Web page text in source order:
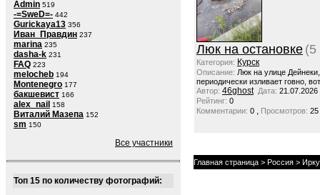
Admin 519
-=SweD=- 442
Gurickaya13 356
Иван_Правдин 237
marina 235
dasha-k 231
FAQ 223
melocheb 194
Montenegro 177
бакшевист 166
alex_nail 158
Виталий Мазепа 152
sm 150
Все участники
Топ 15 по количеству фотографий:
Люк на остановке (5
Категория: Курск
Описание: Люк на улице
периодически изливает говно,
Автор: 46ghost Дата: 21.07.2026
Рейтинг: 0
Комментарии: 0 , Просмотров: 25
Главная страница > Россия >